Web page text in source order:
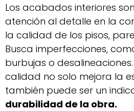
Los acabados interiores
atención al detalle en la
la calidad de los pisos,
Busca imperfecciones,
burbujas o
calidad no solo mejora la
también puede ser un
durabilidad de la obra.